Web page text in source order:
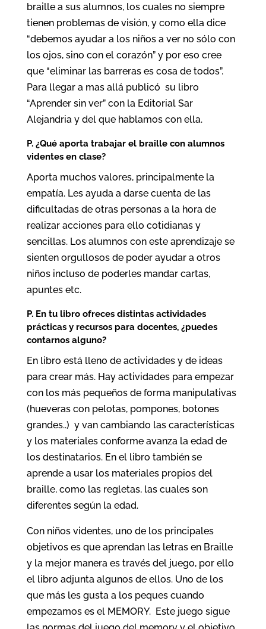
braille a sus alumnos, los cuales no siempre
tienen problemas de visión, y como ella dice
“debemos ayudar a los niños a ver no sólo con
los ojos, sino con el corazón” y por eso cree
que “eliminar las barreras es cosa de todos”.
Para llegar a mas allá publicó su libro
“Aprender sin ver” con la Editorial Sar
Alejandria y del que hablamos con ella.
P. ¿Qué aporta trabajar el braille con alumnos
videntes en clase?
Aporta muchos valores, principalmente la
empatía. Les ayuda a darse cuenta de las
dificultadas de otras personas a la hora de
realizar acciones para ello cotidianas y
sencillas. Los alumnos con este aprendizaje se
sienten orgullosos de poder ayudar a otros
niños incluso de poderles mandar cartas,
apuntes etc.
P. En tu libro ofreces distintas actividades
prácticas y recursos para docentes, ¿puedes
contarnos alguno?
En libro está lleno de actividades y de ideas
para crear más. Hay actividades para empezar
con los más pequeños de forma manipulativas
(hueveras con pelotas, pompones, botones
grandes..) y van cambiando las características
y los materiales conforme avanza la edad de
los destinatarios. En el libro también se
aprende a usar los materiales propios del
braille, como las regletas, las cuales son
diferentes según la edad.
Con niños videntes, uno de los principales
objetivos es que aprendan las letras en Braille
y la mejor manera es través del juego, por ello
el libro adjunta algunos de ellos. Uno de los
que más les gusta a los peques cuando
empezamos es el MEMORY. Este juego sigue